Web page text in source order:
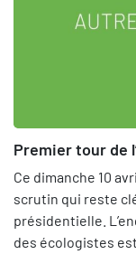
Premier tour de
Ce dimanche 10
scrutin qui reste
présidentielle.
des écologistes est